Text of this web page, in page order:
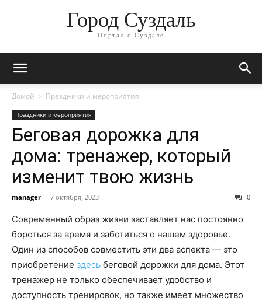
Город Суздаль
Портал о Суздале
Домой Праздники и мероприятия
Праздники и мероприятия
Беговая дорожка для
дома: тренажер, который
изменит твою жизнь
manager - 7 октября, 2023 0
Современный образ жизни заставляет нас постоянно
бороться за время и заботиться о нашем здоровье.
Один из способов совместить эти два аспекта — это
приобретение здесь беговой дорожки для дома. Этот
тренажер не только обеспечивает удобство и
доступность тренировок, но также имеет множество